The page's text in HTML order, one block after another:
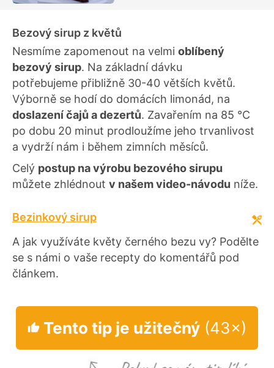
Bezový sirup z květů
Nesmíme zapomenout na velmi oblíbený
bezový sirup. Na základní dávku
potřebujeme přibližně 30-40 větších květů.
Výborně se hodí do domácích limonád, na
doslazení čajů a dezertů. Zavařením na 85 °C
po dobu 20 minut prodloužíme jeho trvanlivost
a vydrží nám i během zimních měsíců.
Celý postup na výrobu bezového sirupu
můžete zhlédnout v našem video-návodu níže.
Bezinkový sirup
A jak využíváte květy černého bezu vy? Podělte
se s námi o vaše recepty do komentářů pod
článkem.
Tento tip je užitečný (43×)